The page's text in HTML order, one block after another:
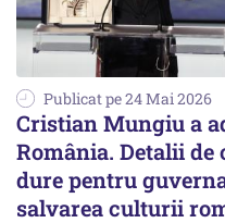
Publicat pe 24 Mai 2026
Cristian Mungiu a
România. Detalii
dure pentru
salvarea culturii